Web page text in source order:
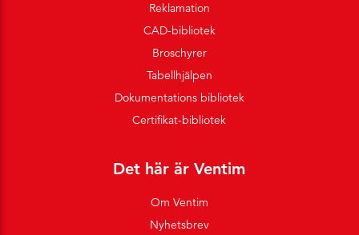
Reklamation
CAD-bibliotek
Broschyrer
Tabellhjälpen
Dokumentations bibliotek
Certifikat-bibliotek
Det här är Ventim
Om Ventim
Nyhetsbrev